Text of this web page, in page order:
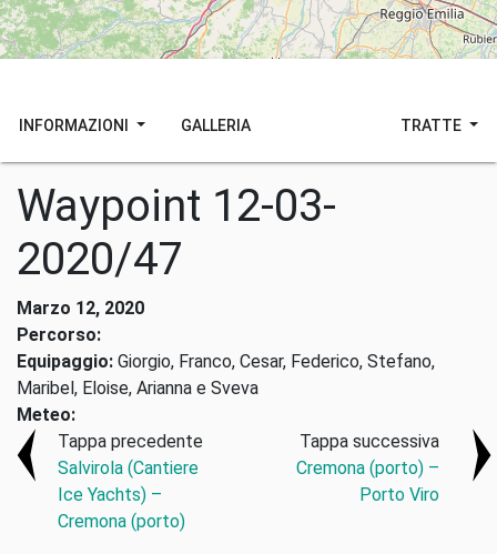
INFORMAZIONI GALLERIA TRATTE
Waypoint 12-03-
2020/47
Marzo 12, 2020
Percorso:
Equipaggio: Giorgio, Franco, Cesar, Federico, Stefano,
Maribel, Eloise, Arianna e Sveva
Meteo:
Tappa precedente
Salvirola (Cantiere
Ice Yachts) –
Cremona (porto)
Tappa successiva
Cremona (porto) –
Porto Viro